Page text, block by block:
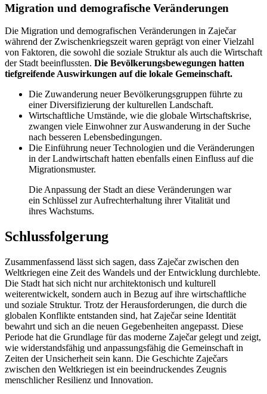
Migration und demografische Veränderungen
Die Migration und demografischen Veränderungen in Zaječar
während der Zwischenkriegszeit waren geprägt von einer Vielzahl
von Faktoren, die sowohl die soziale Struktur als auch die Wirtschaft
der Stadt beeinflussten. Die Bevölkerungsbewegungen hatten
tiefgreifende Auswirkungen auf die lokale Gemeinschaft.
Die Zuwanderung neuer Bevölkerungsgruppen führte zu
einer Diversifizierung der kulturellen Landschaft.
Wirtschaftliche Umstände, wie die globale Wirtschaftskrise,
zwangen viele Einwohner zur Auswanderung in der Suche
nach besseren Lebensbedingungen.
Die Einführung neuer Technologien und die Veränderungen
in der Landwirtschaft hatten ebenfalls einen Einfluss auf die
Migrationsmuster.
Die Anpassung der Stadt an diese Veränderungen war
ein Schlüssel zur Aufrechterhaltung ihrer Vitalität und
ihres Wachstums.
Schlussfolgerung
Zusammenfassend lässt sich sagen, dass Zaječar zwischen den
Weltkriegen eine Zeit des Wandels und der Entwicklung durchlebte.
Die Stadt hat sich nicht nur architektonisch und kulturell
weiterentwickelt, sondern auch in Bezug auf ihre wirtschaftliche
und soziale Struktur. Trotz der Herausforderungen, die durch die
globalen Konflikte entstanden sind, hat Zaječar seine Identität
bewahrt und sich an die neuen Gegebenheiten angepasst. Diese
Periode hat die Grundlage für das moderne Zaječar gelegt und zeigt,
wie widerstandsfähig und anpassungsfähig die Gemeinschaft in
Zeiten der Unsicherheit sein kann. Die Geschichte Zaječars
zwischen den Weltkriegen ist ein beeindruckendes Zeugnis
menschlicher Resilienz und Innovation.